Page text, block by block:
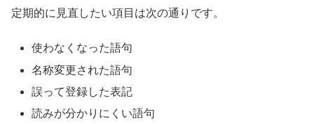
定期的に見直したい項目は次の通りです。
使わなくなった語句
名称変更された語句
誤って登録した表記
読みが分かりにくい語句